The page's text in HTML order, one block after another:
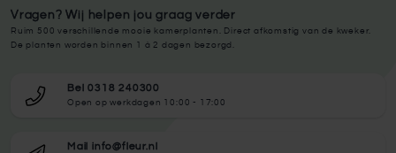
Vragen? Wij helpen jou graag verder
Ruim 500 verschillende mooie kamerplanten. Direct afkomstig van de kweker.
De planten worden binnen 1 à 2 dagen bezorgd.
Bel 0318 240300
Open op werkdagen 10:00 - 17:00
Mail info@fleur.nl